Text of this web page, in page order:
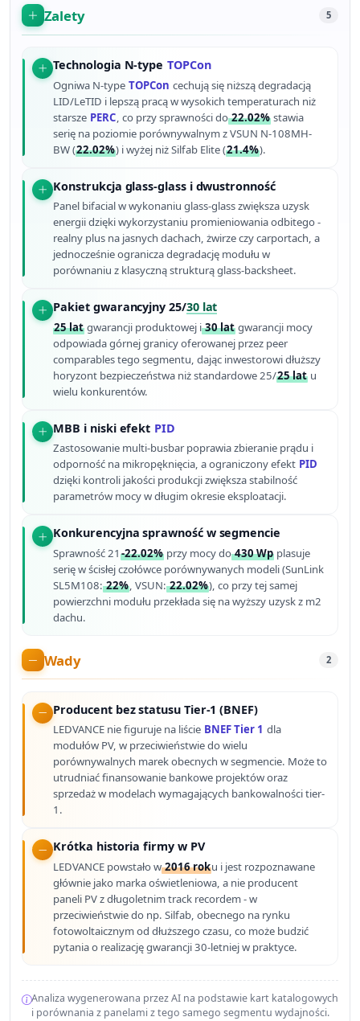
Zalety 5
Technologia N-type TOPCon
Ogniwa N-type TOPCon cechują się niższą degradacją
LID/LeTID i lepszą pracą w wysokich temperaturach niż
starsze PERC, co przy sprawności do22.02% stawia
serię na poziomie porównywalnym z VSUN N-108MH-
BW (22.02%) i wyżej niż Silfab Elite (21.4%).
Konstrukcja glass-glass i dwustronność
Panel bifacial w wykonaniu glass-glass zwiększa uzysk
energii dzięki wykorzystaniu promieniowania odbitego -
realny plus na jasnych dachach, żwirze czy carportach, a
jednocześnie ogranicza degradację modułu w
porównaniu z klasyczną strukturą glass-backsheet.
Pakiet gwarancyjny 25/30 lat
25 lat gwarancji produktowej i30 lat gwarancji mocy
odpowiada górnej granicy oferowanej przez peer
comparables tego segmentu, dając inwestorowi dłuższy
horyzont bezpieczeństwa niż standardowe 25/25 lat u
wielu konkurentów.
MBB i niski efekt PID
Zastosowanie multi-busbar poprawia zbieranie prądu i
odporność na mikropęknięcia, a ograniczony efekt PID
dzięki kontroli jakości produkcji zwiększa stabilność
parametrów mocy w długim okresie eksploatacji.
Konkurencyjna sprawność w segmencie
Sprawność 21-22.02% przy mocy do430 Wp plasuje
serię w ścisłej czołówce porównywanych modeli (SunLink
SL5M108:22%, VSUN:22.02%), co przy tej samej
powierzchni modułu przekłada się na wyższy uzysk z m2
dachu.
Wady 2
Producent bez statusu Tier-1 (BNEF)
LEDVANCE nie figuruje na liście BNEF Tier 1 dla
modułów PV, w przeciwieństwie do wielu
porównywalnych marek obecnych w segmencie. Może to
utrudniać finansowanie bankowe projektów oraz
sprzedaż w modelach wymagających bankowalności tier-
1.
Krótka historia firmy w PV
LEDVANCE powstało w2016 roku i jest rozpoznawane
głównie jako marka oświetleniowa, a nie producent
paneli PV z długoletnim track recordem - w
przeciwieństwie do np. Silfab, obecnego na rynku
fotowoltaicznym od dłuższego czasu, co może budzić
pytania o realizację gwarancji 30-letniej w praktyce.
Analiza wygenerowana przez AI na podstawie kart katalogowych
i porównania z panelami z tego samego segmentu wydajności.